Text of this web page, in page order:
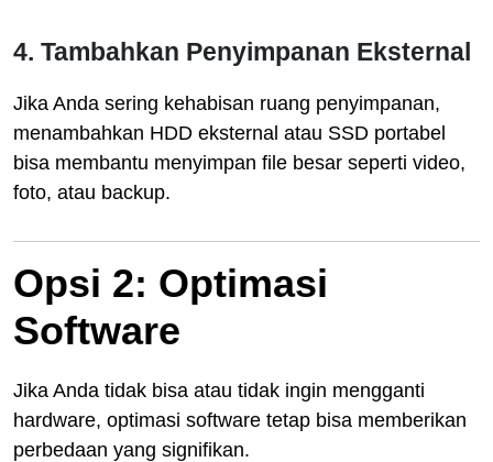
4. Tambahkan Penyimpanan Eksternal
Jika Anda sering kehabisan ruang penyimpanan,
menambahkan HDD eksternal atau SSD portabel
bisa membantu menyimpan file besar seperti video,
foto, atau backup.
Opsi 2: Optimasi
Software
Jika Anda tidak bisa atau tidak ingin mengganti
hardware, optimasi software tetap bisa memberikan
perbedaan yang signifikan.